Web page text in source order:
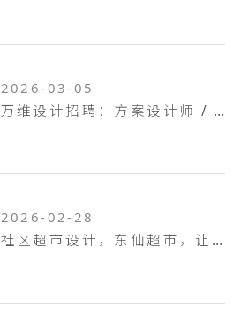
2026-03-05
万维设计招聘：方案设计师 / 方案设计助理...
2026-02-28
社区超市设计，东仙超市，让生活回归本真！